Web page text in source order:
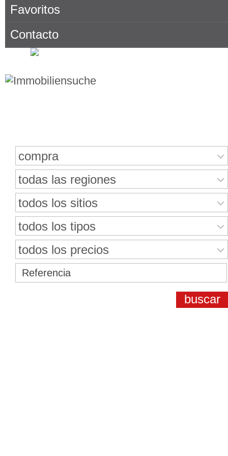
Favoritos
Contacto
compra
todas las regiones
todos los sitios
todos los tipos
todos los precios